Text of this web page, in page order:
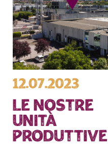
12.07.2023
LE NOSTRE
UNITà
PRODUTTIVE